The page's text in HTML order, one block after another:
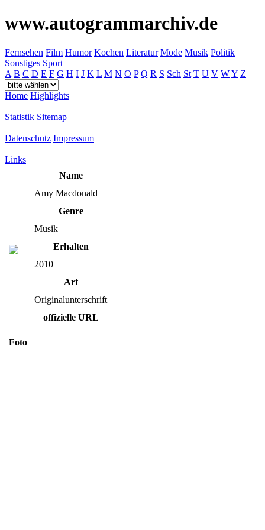
www.autogrammarchiv.de
Fernsehen Film Humor Kochen Literatur Mode Musik Politik
Sonstiges Sport
A B C D E F G H I J K L M N O P Q R S Sch St T U V WY Z
Home Highlights
Statistik Sitemap
Datenschutz Impressum
Links
Name
Amy Macdonald
Genre
Musik
Erhalten
2010
Art
Originalunterschrift
offizielle URL
Foto